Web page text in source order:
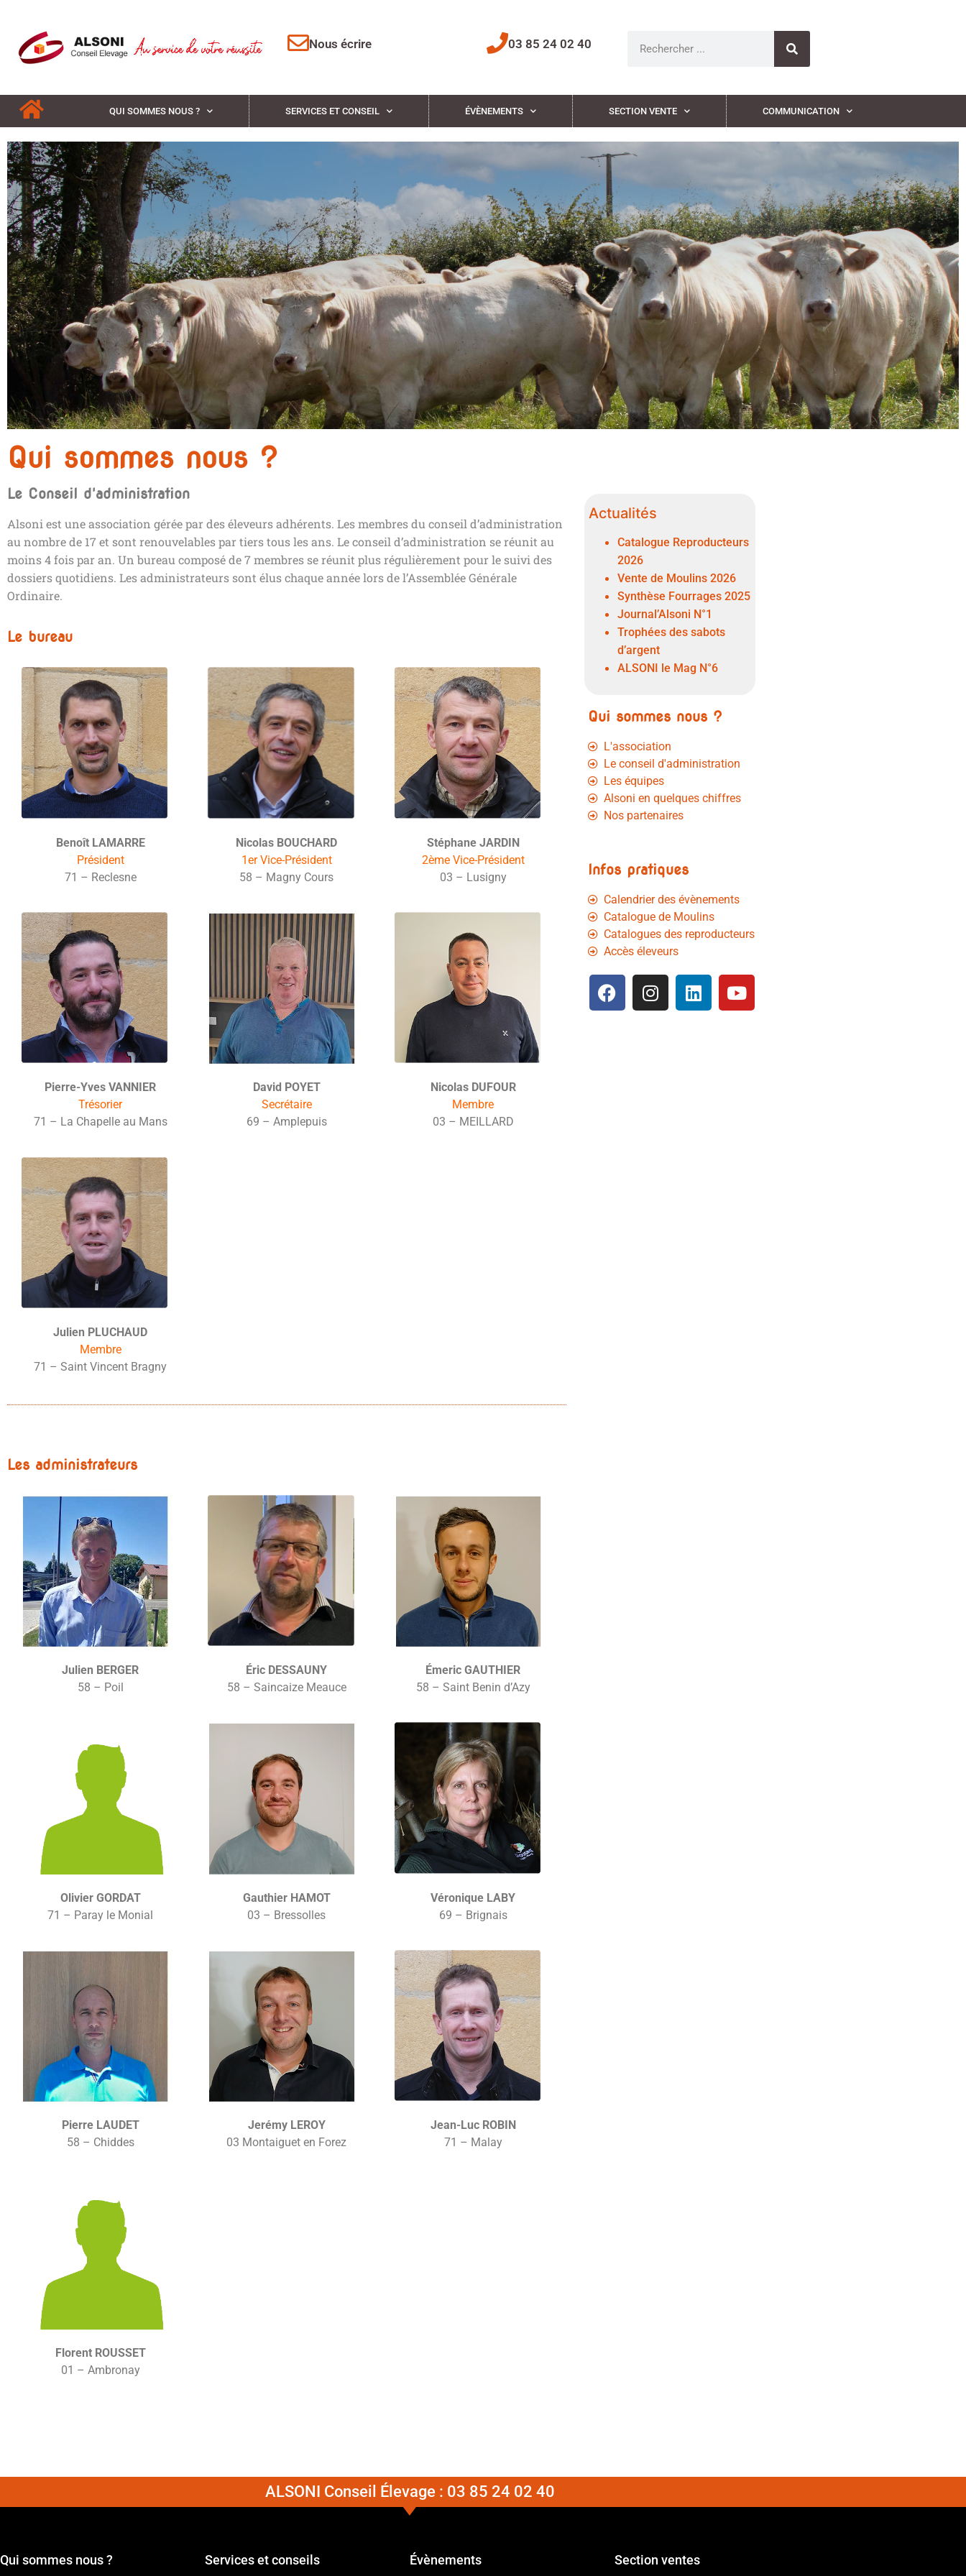
Nous écrire 03 85 24 02 40
QUI SOMMES NOUS ? SERVICES ET CONSEIL ÉVÈNEMENTS SECTION VENTE COMMUNICATION
Qui sommes nous ?
Le Conseil d'administration
Alsoni est une association gérée par des éleveurs adhérents. Les membres du conseil d’administration
au nombre de 17 et sont renouvelables par tiers tous les ans. Le conseil d’administration se réunit au
moins 4 fois par an. Un bureau composé de 7 membres se réunit plus régulièrement pour le suivi des
dossiers quotidiens. Les administrateurs sont élus chaque année lors de l’Assemblée Générale
Ordinaire.
Le bureau
Benoît LAMARRE
Président
71 – Reclesne
Nicolas BOUCHARD
1er Vice-Président
58 – Magny Cours
Stéphane JARDIN
2ème Vice-Président
03 – Lusigny
Pierre-Yves VANNIER
Trésorier
71 – La Chapelle au Mans
David POYET
Secrétaire
69 – Amplepuis
Nicolas DUFOUR
Membre
03 – MEILLARD
Julien PLUCHAUD
Membre
71 – Saint Vincent Bragny
Les administrateurs
Julien BERGER
58 – Poil
Éric DESSAUNY
58 – Saincaize Meauce
Émeric GAUTHIER
58 – Saint Benin d’Azy
Olivier GORDAT
71 – Paray le Monial
Gauthier HAMOT
03 – Bressolles
Véronique LABY
69 – Brignais
Pierre LAUDET
58 – Chiddes
Jerémy LEROY
03 Montaiguet en Forez
Jean-Luc ROBIN
71 – Malay
Florent ROUSSET
01 – Ambronay
Actualités
Catalogue Reproducteurs
2026
Vente de Moulins 2026
Synthèse Fourrages 2025
Journal’Alsoni N°1
Trophées des sabots
d’argent
ALSONI le Mag N°6
Qui sommes nous ?
L'association
Le conseil d'administration
Les équipes
Alsoni en quelques chiffres
Nos partenaires
Infos pratiques
Calendrier des évènements
Catalogue de Moulins
Catalogues des reproducteurs
Accès éleveurs
ALSONI Conseil Élevage : 03 85 24 02 40
Qui sommes nous ? Services et conseils Évènements Section ventes